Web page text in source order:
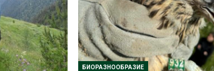
БИОРАЗНООБРАЗИЕ